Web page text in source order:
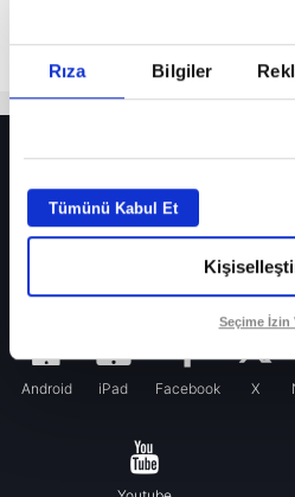
Rıza Bilgiler
Tümünü Kabul Et
Seçime İzin
Fenerbahçe’de sürpriz ayrılık ihtimali!
Fenerbahçe’nin yeni transferi Mason
Galatasaray’da rota yeniden Thiago
Android iPad Facebook X